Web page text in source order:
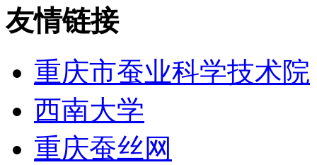
友情链接
重庆市蚕业科学技术院
西南大学
重庆蚕丝网